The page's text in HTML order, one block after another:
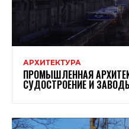
АРХИТЕКТУРА
ПРОМЫШЛЕННАЯ
СУДОСТРОЕНИЕ И